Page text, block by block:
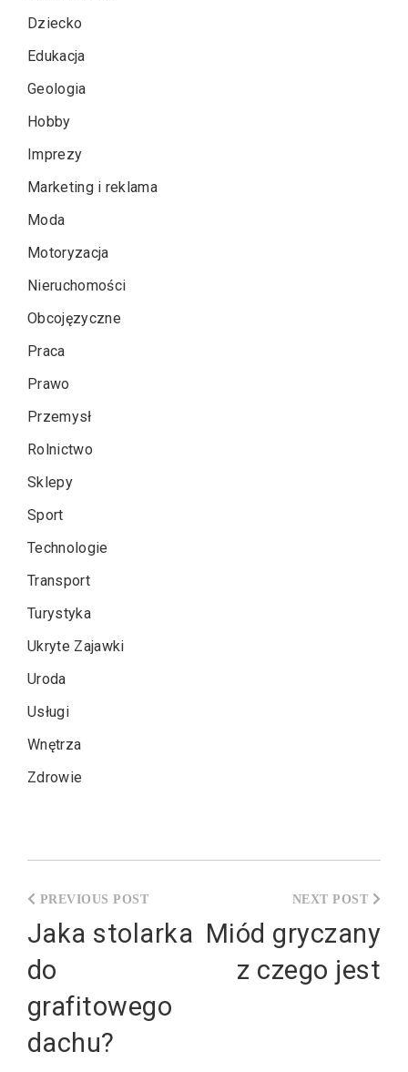
Dziecko
Edukacja
Geologia
Hobby
Imprezy
Marketing i reklama
Moda
Motoryzacja
Nieruchomości
Obcojęzyczne
Praca
Prawo
Przemysł
Rolnictwo
Sklepy
Sport
Technologie
Transport
Turystyka
Ukryte Zajawki
Uroda
Usługi
Wnętrza
Zdrowie
wpisu
Jaka stolarka
do
grafitowego
dachu?
Miód gryczany
z czego jest